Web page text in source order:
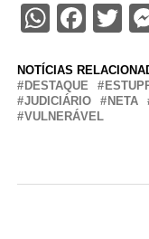
NOTÍCIAS
DESTAQUE
JUDICIÁRIO
NETA
VULNERÁVEL